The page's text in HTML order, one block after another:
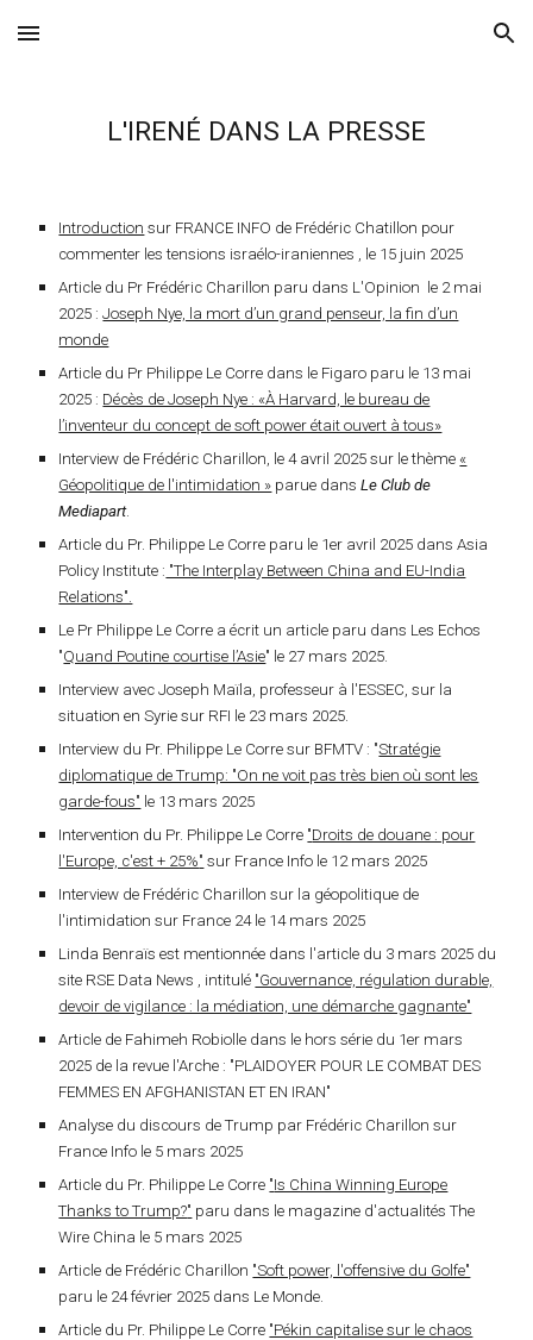
Skip to main content Skip to navigation
L'IRENÉ DANS LA PRESSE
Introduction sur FRANCE INFO de Frédéric Chatillon pour
commenter les tensions israélo-iraniennes , le 15 juin 2025
Article du Pr Frédéric Charillon paru dans L'Opinion le 2 mai
2025 :Joseph Nye, la mort d’un grand penseur, la fin d’un
monde
Article du Pr Philippe Le Corre dans le Figaro paru le 13 mai
2025 : Décès de Joseph Nye : «À Harvard, le bureau de
l’inventeur du concept de soft power était ouvert à tous»
Interview de Frédéric Charillon, le 4 avril 2025 sur le thème «
Géopolitique de l'intimidation » parue dans Le Club de
Mediapart.
Article du Pr. Philippe Le Corre paru le 1er avril 2025 dans Asia
Policy Institute : "The Interplay Between China and EU-India
Relations".
Le Pr Philippe Le Corre a écrit un article paru dans Les Echos
"Quand Poutine courtise l’Asie" le 27 mars 2025.
Interview avec Joseph Maïla, professeur à l'ESSEC, sur la
situation en Syrie sur RFI le 23 mars 2025.
Interview du Pr. Philippe Le Corre sur BFMTV : "Stratégie
diplomatique de Trump: "On ne voit pas très bien où sont les
garde-fous" le 13 mars 2025
Intervention du Pr. Philippe Le Corre "Droits de douane : pour
l'Europe, c'est + 25%" sur France Info le 12 mars 2025
Interview de Frédéric Charillon sur la géopolitique de
l'intimidation sur France 24 le 14 mars 2025
Linda Benraïs est mentionnée dans l'article du 3 mars 2025 du
site RSE Data News , intitulé "Gouvernance, régulation durable,
devoir de vigilance : la médiation, une démarche gagnante"
Article de Fahimeh Robiolle dans le hors série du 1er mars
2025 de la revue l'Arche : "PLAIDOYER POUR LE COMBAT DES
FEMMES EN AFGHANISTAN ET EN IRAN"
Analyse du discours de Trump par Frédéric Charillon sur
France Info le 5 mars 2025
Article du Pr. Philippe Le Corre "Is China Winning Europe
Thanks to Trump?" paru dans le magazine d'actualités The
Wire China le 5 mars 2025
Article de Frédéric Charillon "Soft power, l'offensive du Golfe"
paru le 24 février 2025 dans Le Monde.
Article du Pr. Philippe Le Corre "Pékin capitalise sur le chaos